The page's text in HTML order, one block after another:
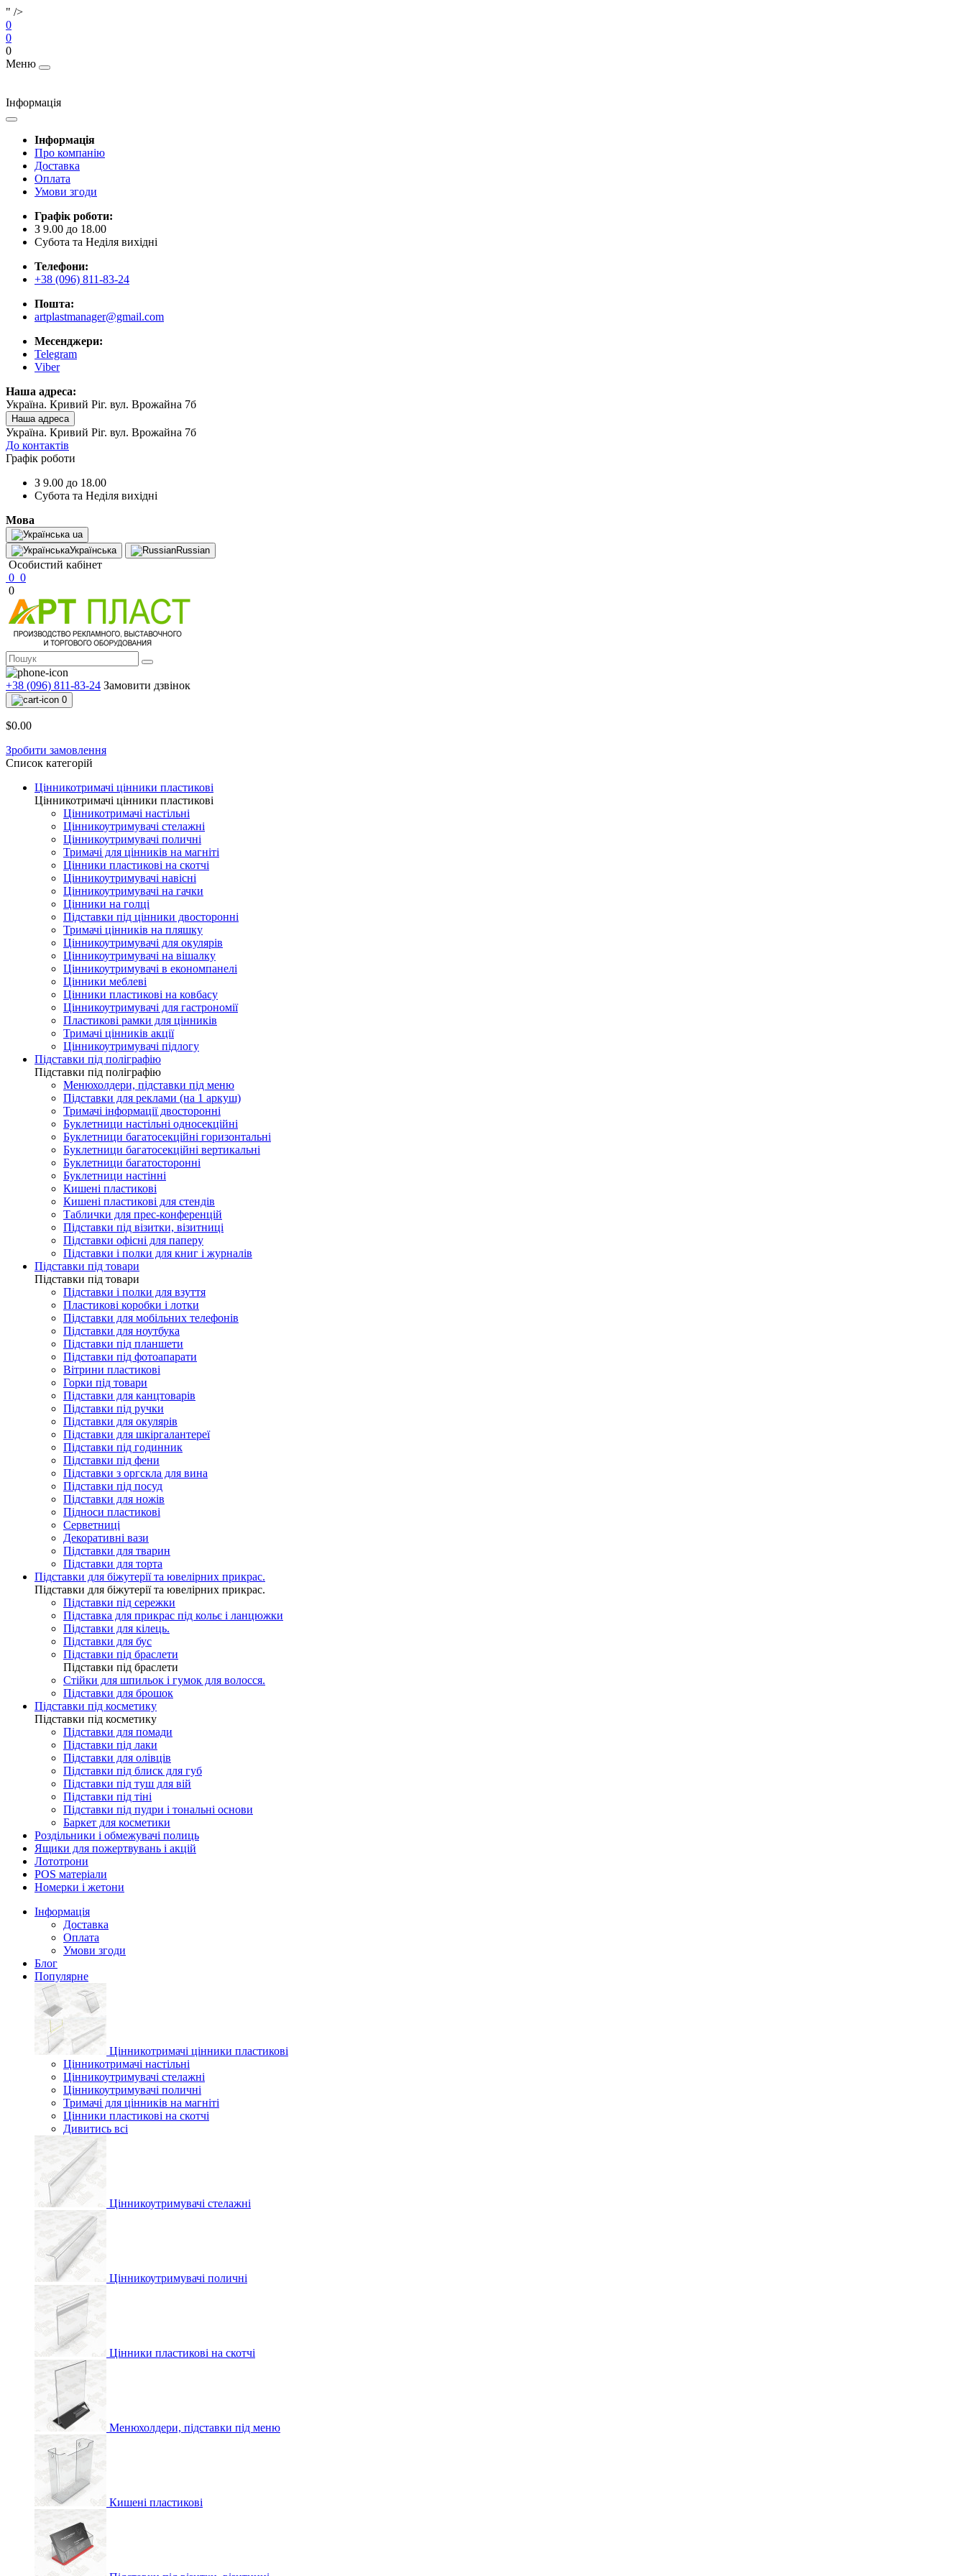
" />
0
0
0
Меню
Інформація
Інформація
Про компанію
Доставка
Оплата
Умови згоди
Графік роботи:
З 9.00 до 18.00
Субота та Неділя вихідні
Телефони:
+38 (096) 811-83-24
Пошта:
artplastmanager@gmail.com
Месенджери:
Telegram
Viber
Наша адреса:
Україна. Кривий Ріг. вул. Врожайна 7б
Наша адреса
Україна. Кривий Ріг. вул. Врожайна 7б
До контактів
Графік роботи
З 9.00 до 18.00
Субота та Неділя вихідні
Мова
ua
Українська
Russian
Особистий кабінет
0 0
0
+38 (096) 811-83-24 Замовити дзвінок
0
$0.00
Зробити замовлення
Список категорій
Цінникотримачі цінники пластикові
Цінникотримачі цінники пластикові
Цінникотримачі настільні
Цінникоутримувачі стелажні
Цінникоутримувачі поличні
Тримачі для цінників на магніті
Цінники пластикові на скотчі
Цінникоутримувачі навісні
Цінникоутримувачі на гачки
Цінники на голці
Підставки під цінники двосторонні
Тримачі цінників на пляшку
Цінникоутримувачі для окулярів
Цінникоутримувачі на вішалку
Цінникоутримувачі в економпанелі
Цінники меблеві
Цінники пластикові на ковбасу
Цінникоутримувачі для гастрономії
Пластикові рамки для цінників
Тримачі цінників акції
Цінникоутримувачі підлогу
Підставки під поліграфію
Підставки під поліграфію
Менюхолдери, підставки під меню
Підставки для реклами (на 1 аркуш)
Тримачі інформації двосторонні
Буклетници настільні односекційні
Буклетници багатосекційні горизонтальні
Буклетници багатосекційні вертикальні
Буклетници багатосторонні
Буклетници настінні
Кишені пластикові
Кишені пластикові для стендів
Таблички для прес-конференцій
Підставки під візитки, візитниці
Підставки офісні для паперу
Підставки і полки для книг і журналів
Підставки під товари
Підставки під товари
Підставки і полки для взуття
Пластикові коробки і лотки
Підставки для мобільних телефонів
Підставки для ноутбука
Підставки під планшети
Підставки під фотоапарати
Вітрини пластикові
Горки під товари
Підставки для канцтоварів
Підставки під ручки
Підставки для окулярів
Підставки для шкіргалантереї
Підставки під годинник
Підставки під фени
Підставки з оргскла для вина
Підставки під посуд
Підставки для ножів
Підноси пластикові
Серветниці
Декоративні вази
Підставки для тварин
Підставки для торта
Підставки для біжутерії та ювелірниx прикрас.
Підставки для біжутерії та ювелірниx прикрас.
Підставки під сережки
Підставка для прикрас під кольє і ланцюжки
Підставки для кілець.
Підставки для бус
Підставки під браслети
Підставки під браслети
Стійки для шпильок і гумок для волосся.
Підставки для брошок
Підставки під косметику
Підставки під косметику
Підставки для помади
Підставки під лаки
Підставки для олівців
Підставки під блиск для губ
Підставки під туш для вій
Підставки під тіні
Підставки під пудри і тональні основи
Баркет для косметики
Роздільники і обмежувачі полиць
Ящики для пожертвувань і акцій
Лототрони
POS матеріали
Номерки і жетони
Інформація
Доставка
Оплата
Умови згоди
Блог
Популярне
Цінникотримачі цінники пластикові
Цінникотримачі настільні
Цінникоутримувачі стелажні
Цінникоутримувачі поличні
Тримачі для цінників на магніті
Цінники пластикові на скотчі
Дивитись всі
Цінникоутримувачі стелажні
Цінникоутримувачі поличні
Цінники пластикові на скотчі
Менюхолдери, підставки під меню
Кишені пластикові